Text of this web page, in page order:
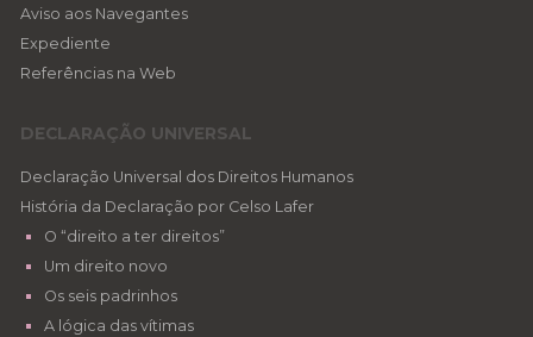
Aviso aos Navegantes
Expediente
Referências na Web
DECLARAÇÃO UNIVERSAL
Declaração Universal dos Direitos Humanos
História da Declaração por Celso Lafer
O “direito a ter direitos”
Um direito novo
Os seis padrinhos
A lógica das vítimas